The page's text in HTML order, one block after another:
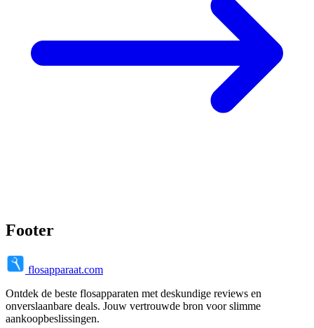
Footer
flosapparaat.com
Ontdek de beste flosapparaten met deskundige reviews en
onverslaanbare deals. Jouw vertrouwde bron voor slimme
aankoopbeslissingen.